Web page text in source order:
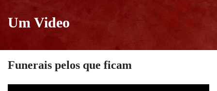
Um Video
Funerais pelos que ficam